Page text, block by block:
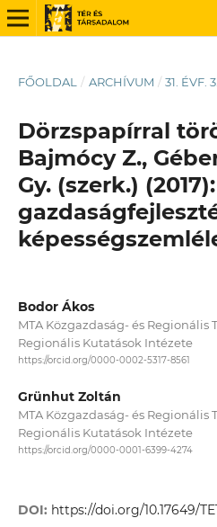
FŐOLDAL / ARCHÍVUM / 31. ÉVF.
Dörzspapírral
Bajmócy Z.,
Gy. (szerk.)
Bodor Ákos
MTA Közgazdaság- és
Regionális Kutatások Intézete
https://orcid.org/0000-0002-5317-8561
Grünhut Zoltán
MTA Közgazdaság- és
Regionális Kutatások Intézete
https://orcid.org/0000-0001-6399-4274
DOI: https://doi.org/10.17649/